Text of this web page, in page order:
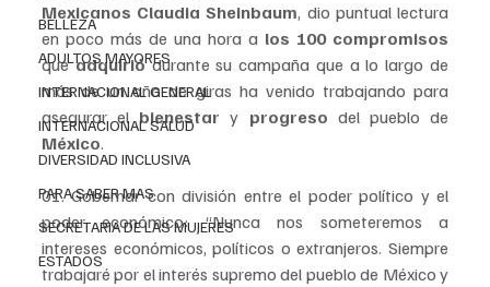
BELLEZA
ADULTOS MAYORES
INTERNACIONAL GENERAL
INTERNACIONAL SALUD
DIVERSIDAD INCLUSIVA
PARA SABER MAS
SECRETARIA DE LAS MUJERES
ESTADOS
Mexicanos Claudia Sheinbaum, dio puntual lectura
en poco más de una hora a los 100 compromisos
que adquirió durante su campaña que a lo largo de
más de un año de giras ha venido trabajando para
asegurar el bienestar y progreso
México.
01. Gobernar con división entre el poder político y el
poder económico: “Nunca nos someteremos a
intereses económicos, políticos o extranjeros. Siempre
trabajaré por el interés supremo del pueblo de México y